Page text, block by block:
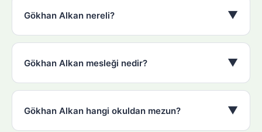
Gökhan Alkan nereli? ▼
Gökhan Alkan mesleği nedir? ▼
Gökhan Alkan hangi okuldan mezun? ▼